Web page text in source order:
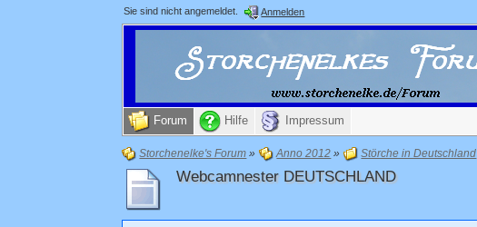
Sie sind nicht angemeldet. Anmelden
Forum Hilfe Impressum
Storchenelke's Forum » Anno 2012 » Störche in Deutschland
Webcamnester DEUTSCHLAND